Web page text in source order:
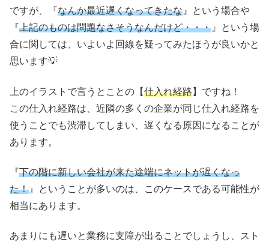
ですが、『なんか最近遅くなってきたな 』という場合や
『上記のものは問題なさそうなんだけど・・・ 』という場
合に関しては、いよいよ回線を疑ってみたほうが良いかと
思います💡
上のイラストで言うとことの【仕入れ経路】ですね！
この仕入れ経路は、近隣の多くの企業が同じ仕入れ経路を
使うことでも渋滞してしまい、遅くなる原因になることが
あります。
『下の階に新しい会社が来た途端にネットが遅くなっ
た！ 』ということが多いのは、このケースである可能性が
相当にあります。
あまりにも遅いと業務に支障が出ることでしょうし、スト